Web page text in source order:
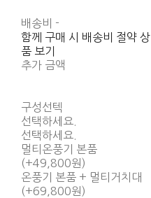
배송비 -
함께 구매 시 배송비 절약 상
품 보기
추가 금액
구성선텍
선택하세요.
선택하세요.
멀티온풍기 본품
(+49,800원)
온풍기 본품 + 멀티거치대
(+69,800원)